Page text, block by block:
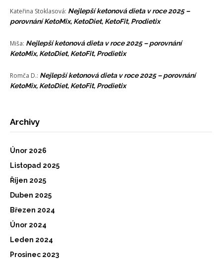
Kateřina Stoklasová: Nejlepší ketonová dieta v roce 2025 –
porovnání KetoMix, KetoDiet, KetoFit, Prodietix
Miša: Nejlepší ketonová dieta v roce 2025 – porovnání
KetoMix, KetoDiet, KetoFit, Prodietix
Romča D.: Nejlepší ketonová dieta v roce 2025 – porovnání
KetoMix, KetoDiet, KetoFit, Prodietix
Archivy
Únor 2026
Listopad 2025
Říjen 2025
Duben 2025
Březen 2024
Únor 2024
Leden 2024
Prosinec 2023